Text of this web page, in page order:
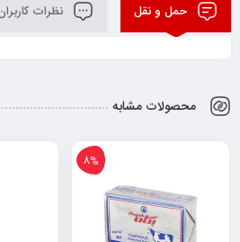
حمل و نقل نظرات
محصولات مشابه
8%